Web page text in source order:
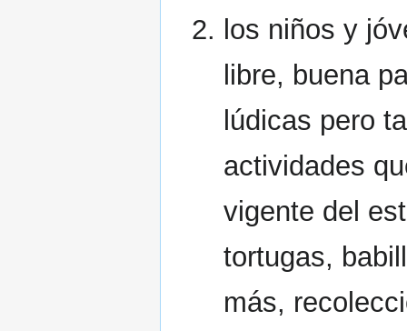
los niños y
libre, buena
lúdicas pero
actividades
vigente del
tortugas,
más,